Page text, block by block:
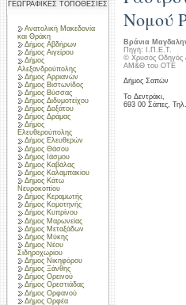
ΓΕΩΓΡΑΦΙΚΕΣ ΤΟΠΟΘΕΣΙΕΣ
Ανατολική Μακεδονία
και Θράκη
Δήμος Αβδήρων
Δήμος Αιγείρου
Δήμος
Αλεξανδρούπολης
Δήμος Αρριανών
Δήμος Βιστωνίδος
Δήμος Βύσσας
Δήμος Διδυμοτείχου
Δήμος Δοξάτου
Δήμος Δράμας
Δήμος
Ελευθερούπολης
Δήμος Ελευθερών
Δήμος Θάσου
Δήμος Ιάσμου
Δήμος Καβάλας
Δήμος Καλαμπακίου
Δήμος Κάτω
Νευροκοπίου
Δήμος Κεραμωτής
Δήμος Κομοτηνής
Δήμος Κυπρίνου
Δήμος Μαρωνείας
Δήμος Μεταξάδων
Δήμος Μύκης
Δήμος Νέου
Σιδηροχωρίου
Δήμος Νικηφόρου
Δήμος Ξάνθης
Δήμος Ορεινού
Δήμος Ορεστιάδας
Δήμος Ορφανού
Δήμος Ορφέα
Νομού
Βράνια
Πηγή: Ι.Π.Ε.Τ.
© Χρυσός Οδηγός
ΑΜ&Θ του ΟΤΕ
Δήμος Σαπών
Το Δεντράκι,
693 00 Σάπες,